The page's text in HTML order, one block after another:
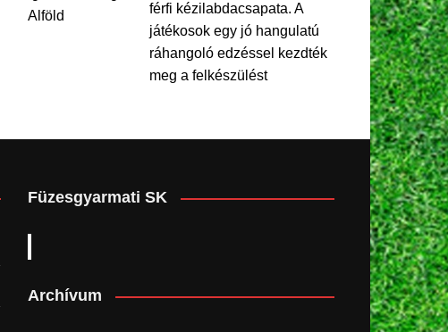
férfi kézilabdacsapata. A
játékosok egy jó hangulatú
ráhangoló edzéssel kezdték
meg a felkészülést
Füzesgyarmati SK
Archívum